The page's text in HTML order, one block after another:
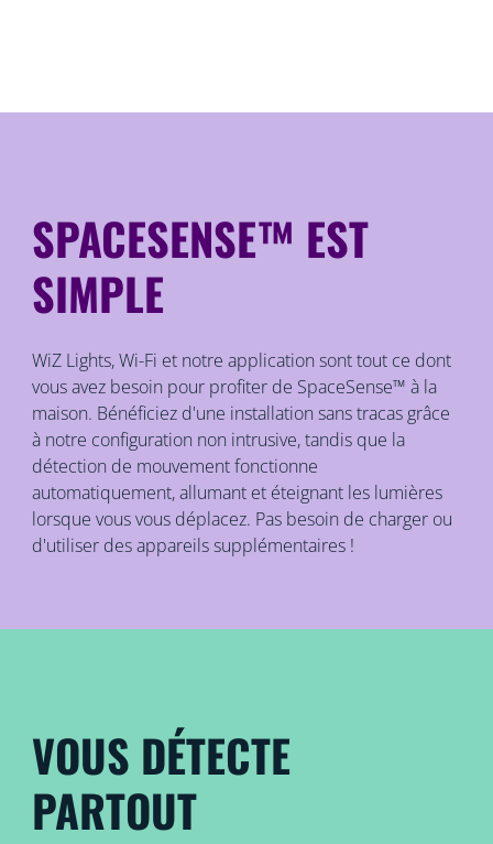
SPACESENSE™ EST
SIMPLE
WiZ Lights, Wi-Fi et notre application sont tout ce dont
vous avez besoin pour profiter de SpaceSense™ à la
maison. Bénéficiez d'une installation sans tracas grâce
à notre configuration non intrusive, tandis que la
détection de mouvement fonctionne
automatiquement, allumant et éteignant les lumières
lorsque vous vous déplacez. Pas besoin de charger ou
d'utiliser des appareils supplémentaires !
VOUS DÉTECTE
PARTOUT